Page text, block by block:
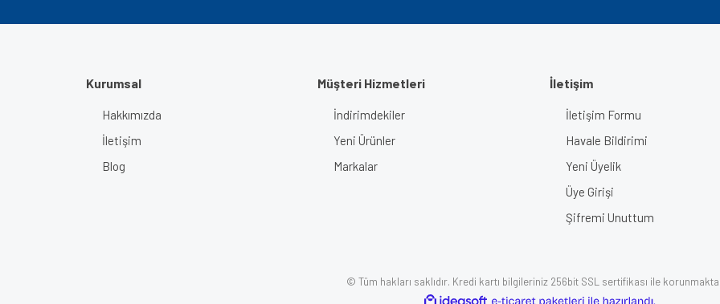
Kurumsal
Hakkımızda
İletişim
Blog
Müşteri Hizmetleri
İndirimdekiler
Yeni Ürünler
Markalar
İletişim
İletişim Formu
Havale Bildirimi
Yeni Üyelik
Üye Girişi
Şifremi Unuttum
© Tüm hakları saklıdır. Kredi kartı bilgileriniz 256bit SSL sertifikası ile
ideasoft e-